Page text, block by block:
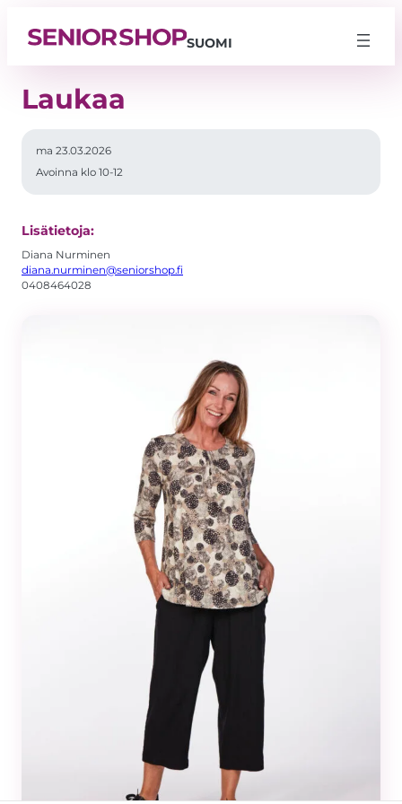
SUOMI
Laukaa
ma 23.03.2026
Avoinna klo 10-12
Lisätietoja:
Diana Nurminen
diana.nurminen@seniorshop.fi
0408464028
sivusto voi
toimia.
Tilastot
Voidaksemme
parantaa
sivuston
toiminnallisuutta
ja rakennetta sen
perusteella
kuinka sitä
käytetään.
Kokemus
Jotta sivustomme
mahdollisimman
hyvin vierailusi
aikana. Jos et salli
näitä evästeitä, osa
toiminnallisuudesta
ei tule olemaan
käytettävissäsi
Markkinointi
Jos jaat huomiosi